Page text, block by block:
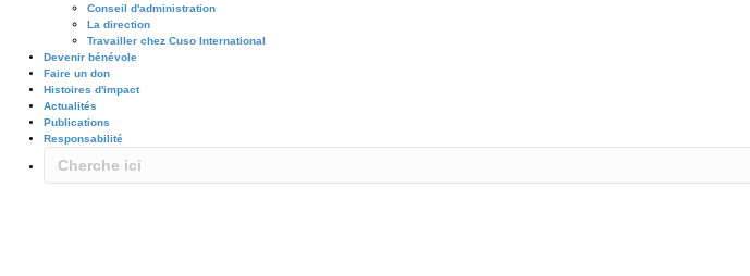
Conseil d'administration
La direction
Travailler chez Cuso International
Devenir bénévole
Faire un don
Histoires d'impact
Actualités
Publications
Responsabilité